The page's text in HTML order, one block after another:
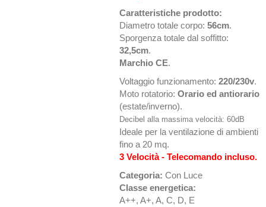
Caratteristiche prodotto:
Diametro totale corpo:56cm.
Sporgenza totale dal soffitto:
32,5cm.
Marchio CE.
Voltaggio funzionamento:220/230v.
Moto rotatorio:Orario ed antiorario
(estate/inverno).
Decibel alla massima velocità: 60dB
Ideale per la ventilazione di ambienti
fino a 20 mq.
3 Velocità -Telecomando incluso.
Categoria:Con Luce
Classe energetica:
A++, A+, A, C, D, E